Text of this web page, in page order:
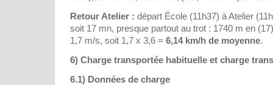
Retour Atelier : départ École (11h37) à Atelier
soit 17 mn, presque partout au trot : 1740 m en
1,7 m/s, soit 1,7 x 3,6 = 6,14 km/h de moyenne.
6) Charge transportée habituelle et charge
6.1) Données de charge